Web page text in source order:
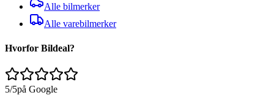
Alle bilmerker
Alle varebilmerker
Hvorfor Bildeal?
5/5på Google